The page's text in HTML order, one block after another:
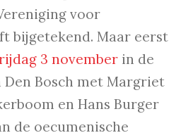
voor
bijgetekend. Maar eerst
3 november in de
Den Bosch met Margriet
en Hans Burger
de oecumenische